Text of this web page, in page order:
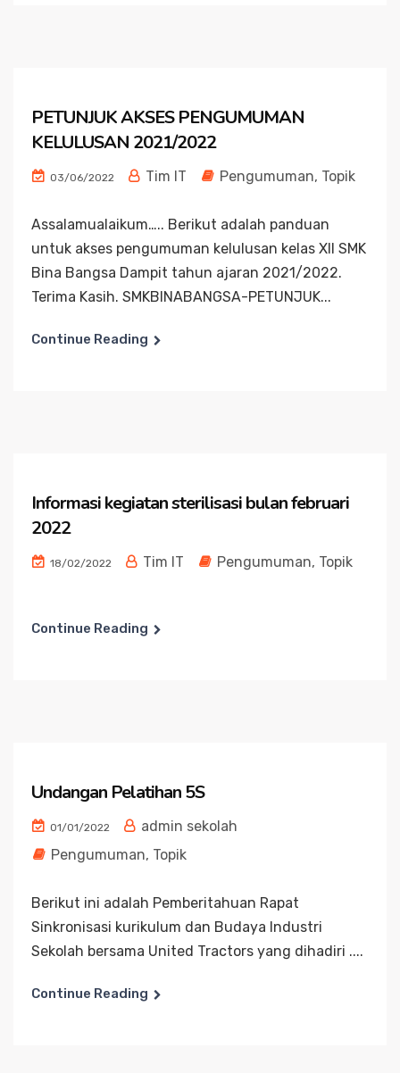
PETUNJUK AKSES PENGUMUMAN
KELULUSAN 2021/2022
03/06/2022 Tim IT Pengumuman, Topik
Assalamualaikum….. Berikut adalah panduan
untuk akses pengumuman kelulusan kelas XII SMK
Bina Bangsa Dampit tahun ajaran 2021/2022.
Terima Kasih. SMKBINABANGSA-PETUNJUK...
Continue Reading
Informasi kegiatan sterilisasi bulan februari
2022
18/02/2022 Tim IT Pengumuman, Topik
Continue Reading
Undangan Pelatihan 5S
01/01/2022
admin sekolah
Pengumuman, Topik
Berikut ini adalah Pemberitahuan Rapat
Sinkronisasi kurikulum dan Budaya Industri
Sekolah bersama United Tractors yang dihadiri ....
Continue Reading